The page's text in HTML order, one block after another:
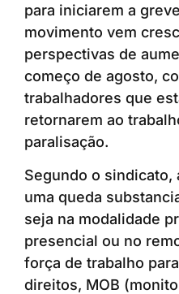
para iniciarem a
movimento vem
perspectivas de
começo de agosto,
trabalhadores que
retornarem ao
paralisação.
Segundo o sindicato,
uma queda
seja na modalidade
presencial ou no
força de trabalho
direitos, MOB